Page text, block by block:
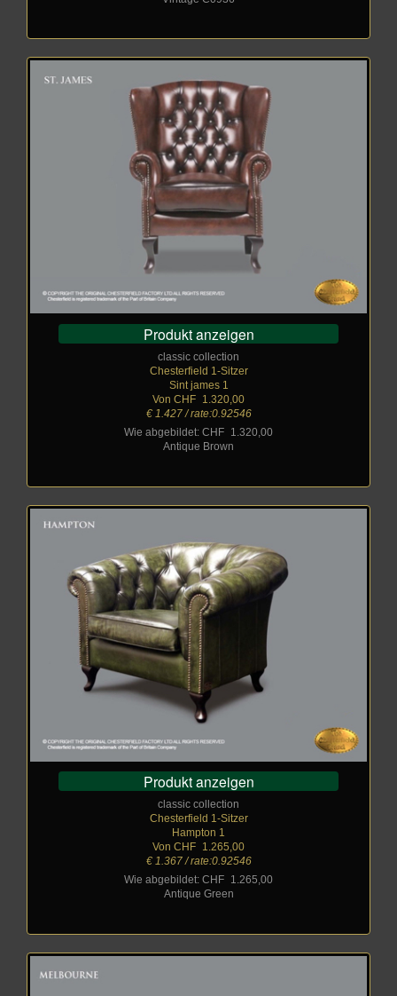
Produkt anzeigen
classic collection
Chesterfield 1-Sitzer
Sint james 1
Von CHF
1.320,00
€ 1.427 / rate:0.92546
Wie abgebildet: CHF
1.320,00
Antique Brown
Produkt anzeigen
classic collection
Chesterfield 1-Sitzer
Hampton 1
Von CHF
1.265,00
€ 1.367 / rate:0.92546
Wie abgebildet: CHF
1.265,00
Antique Green